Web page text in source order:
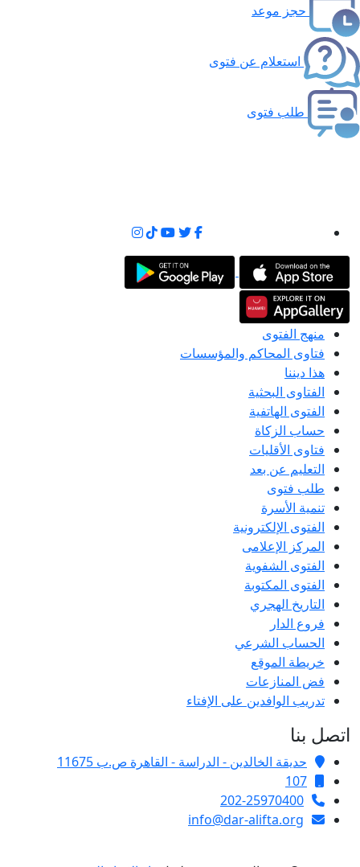
حجز موعد
استعلام عن فتوى
طلب فتوى
منهج الفتوى
فتاوى المحاكم والمؤسسات
هذا ديننا
الفتاوى البحثية
الفتوى الهاتفية
حساب الزكاة
فتاوى الأقليات
التعليم عن بعد
طلب فتوى
تنمية الأسرة
الفتوى الإلكترونية
المركز الإعلامى
الفتوى الشفوية
الفتوى المكتوبة
التاريخ الهجري
فروع الدار
الحساب الشرعي
خريطة الموقع
فض المنازعات
تدريب الوافدين على الإفتاء
اتصل بنا
حديقة الخالدين - الدراسة - القاهرة ص.ب 11675
107
202-25970400
info@dar-alifta.org